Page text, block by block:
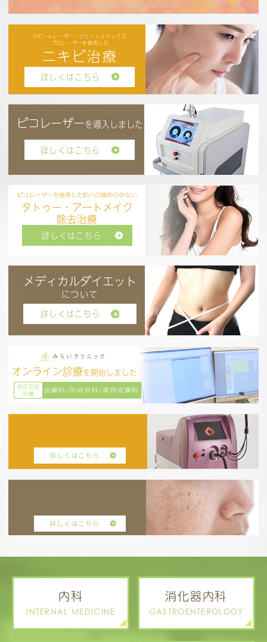
Vビームレーザー・ジェントルマックス
プロレーザーを使用した
ニキビ治療
詳しくはこちら
ピコレーザーを導入しました
詳しくはこちら
タトゥー・アートメイク
除去治療
詳しくはこちら
メディカルダイエット
について
詳しくはこちら
オンライン診療を開始しました
内科
INTERNAL MEDICINE
消化器内科
GASTROENTEROLOGY